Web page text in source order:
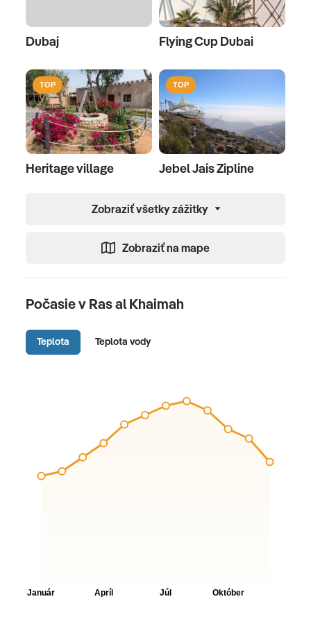
Dubaj Flying Cup Dubai
TOP
Heritage village
TOP
Jebel Jais Zipline
Zobraziť všetky zážitky
Zobraziť na mape
Počasie v Ras al Khaimah
Teplota Teplota vody